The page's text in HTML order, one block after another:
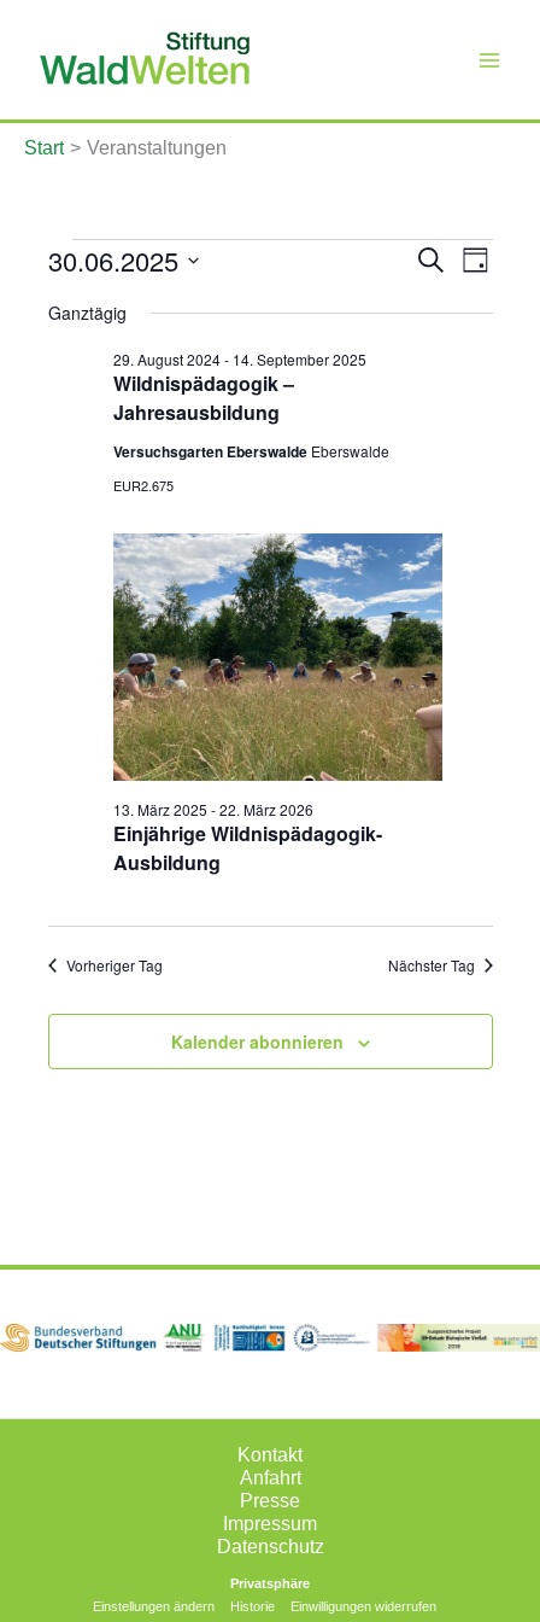
springen
Start Veranstaltungen
Veranstaltungen
für
Juni
Such-
Suche
Tag
30.06.2025
wählen.
Ganztägig
Wildnispädagogik –
Jahresausbildung
29. August 2024- 14. September 2025
Versuchsgarten Eberswalde Eberswalde
EUR2.675
Einjährige Wildnispädagogik-
Ausbildung
13. März 2025 -22. März 2026
Vorheriger Tag Nächster Tag
Kalender abonnieren
Kontakt
Anfahrt
Presse
Impressum
Datenschutz
Privatsphäre
Einstellungen ändern
Historie Einwilligungen widerrufen